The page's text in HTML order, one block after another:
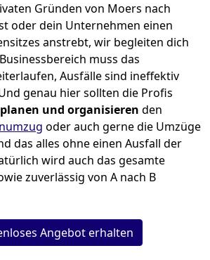
Gründen von Moers nach
oder dein Unternehmen einen
anstrebt, wir begleiten dich
muss das
Ausfälle sind ineffektiv
genau hier sollten die Profis
planen und organisieren den
oder auch gerne die Umzüge
das alles ohne einen Ausfall der
wird auch das gesamte
zuverlässig von A nach B
Angebot erhalten